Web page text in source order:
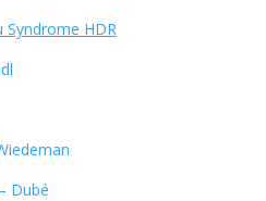
Syndrome HDR
Dubé